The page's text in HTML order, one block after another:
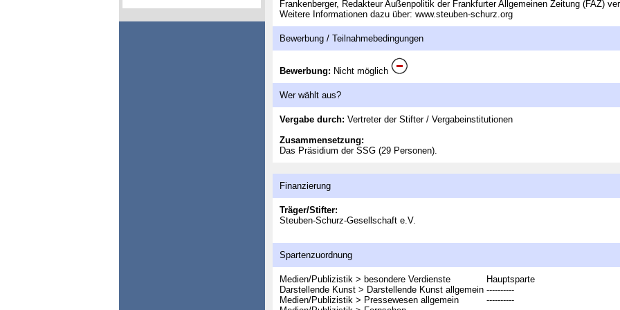
Frankenberger, Redakteur Außenpolitik der Frankfurter Allgemeinen Zeitung (FAZ)
Weitere Informationen dazu über: www.steuben-schurz.org
Bewerbung / Teilnahmebedingungen
Bewerbung: Nicht möglich
Wer wählt aus?
Vergabe durch: Vertreter der Stifter / Vergabeinstitutionen
Zusammensetzung:
Das Präsidium der SSG (29 Personen).
Finanzierung
Träger/Stifter:
Steuben-Schurz-Gesellschaft e.V.
Spartenzuordnung
Medien/Publizistik > besondere Verdienste
Hauptsparte
Darstellende Kunst > Darstellende Kunst allgemein ----------
Medien/Publizistik > Pressewesen allgemein
----------